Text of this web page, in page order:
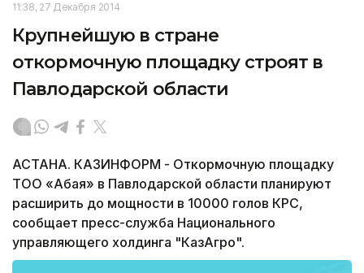
11:38, 27 Декабря 2014
Крупнейшую в стране
откормочную площадку строят в
Павлодарской области
АСТАНА. КАЗИНФОРМ - Откормочную площадку
ТОО «Абая» в Павлодарской области планируют
расширить до мощности в 10000 голов КРС,
сообщает пресс-служба Национального
управляющего холдинга "КазАгро".